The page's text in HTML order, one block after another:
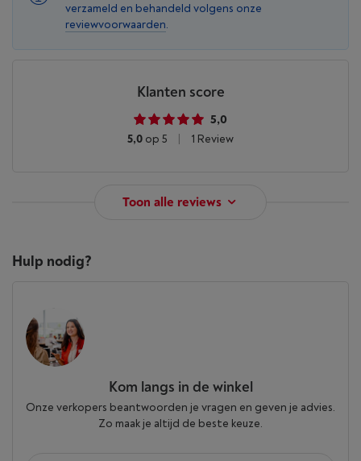
verzameld en behandeld volgens onze
reviewvoorwaarden.
Klanten score
5,0
5,0 op 5 1 Review
Toon alle reviews
Hulp nodig?
Kom langs in de winkel
Onze verkopers beantwoorden je vragen en geven je advies.
Zo maak je altijd de beste keuze.